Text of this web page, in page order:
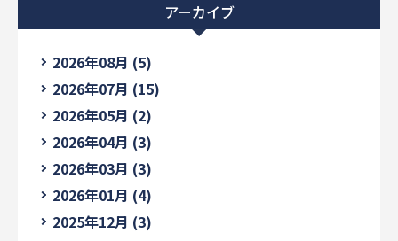
アーカイブ
2026年08月 (5)
2026年07月 (15)
2026年05月 (2)
2026年04月 (3)
2026年03月 (3)
2026年01月 (4)
2025年12月 (3)